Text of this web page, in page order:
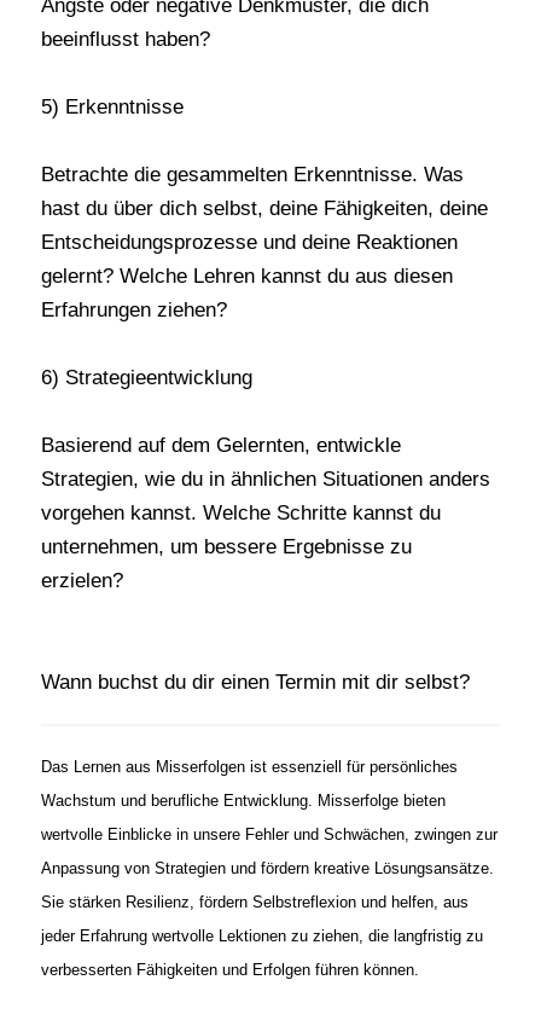
Ängste oder negative Denkmuster, die dich
beeinflusst haben?
5) Erkenntnisse
Betrachte die gesammelten Erkenntnisse. Was
hast du über dich selbst, deine Fähigkeiten, deine
Entscheidungsprozesse und deine Reaktionen
gelernt? Welche Lehren kannst du aus diesen
Erfahrungen ziehen?
6) Strategieentwicklung
Basierend auf dem Gelernten, entwickle
Strategien, wie du in ähnlichen Situationen anders
vorgehen kannst. Welche Schritte kannst du
unternehmen, um bessere Ergebnisse zu
erzielen?
Wann buchst du dir einen Termin mit dir selbst?
Das Lernen aus Misserfolgen ist essenziell für persönliches
Wachstum und berufliche Entwicklung. Misserfolge bieten
wertvolle Einblicke in unsere Fehler und Schwächen, zwingen zur
Anpassung von Strategien und fördern kreative Lösungsansätze.
Sie stärken Resilienz, fördern Selbstreflexion und helfen, aus
jeder Erfahrung wertvolle Lektionen zu ziehen, die langfristig zu
verbesserten Fähigkeiten und Erfolgen führen können.